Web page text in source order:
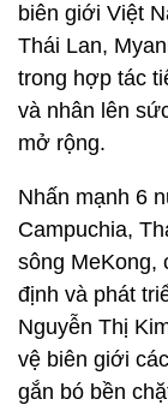
biên giới Việt
Thái Lan,
trong hợp tác
và nhân lên
mở rộng.
Nhấn mạnh 6
Campuchia,
sông MeKong,
định và phát
Nguyễn Thị
vệ biên giới
gắn bó bền